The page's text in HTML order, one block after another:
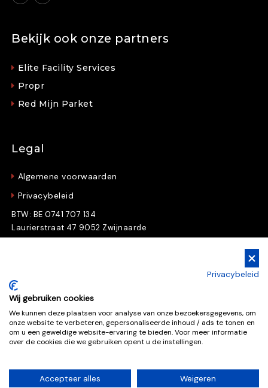
Bekijk ook onze partners
Elite Facility Services
Propr
Red Mijn Parket
Legal
Algemene voorwaarden
Privacybeleid
BTW: BE 0741 707 134
Laurierstraat 47 9052 Zwijnaarde
Download nu gratis e-books en whitepapers
Gratis downloads
Privacybeleid
Wij gebruiken cookies
We kunnen deze plaatsen voor analyse van onze bezoekersgegevens, om
onze website te verbeteren, gepersonaliseerde inhoud / ads te tonen en
om u een geweldige website-ervaring te bieden. Voor meer informatie
over de cookies die we gebruiken opent u de instellingen.
Accepteer alles Weigeren